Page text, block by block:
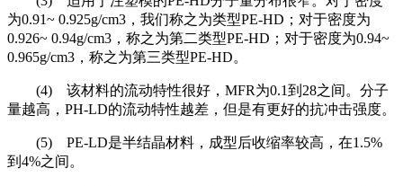
为0.91~ 0.925g/cm3 ，我们称之为类型PE-HD ；对于密度为
0.926~ 0.94g/cm3 ，称之为第二类型PE-HD ；对于密度为0.94~
0.965g/cm3 ，称之为第三类型PE-HD。
(4) 该材料的流动特性很好， MFR为0.1到 28之间。分子
量越高， PH-LD的流动特性越差，但是有更好的抗冲击强度。
(5) PE-LD是半结晶材料，成型后收缩率较高，在1.5%
到 4%之间。